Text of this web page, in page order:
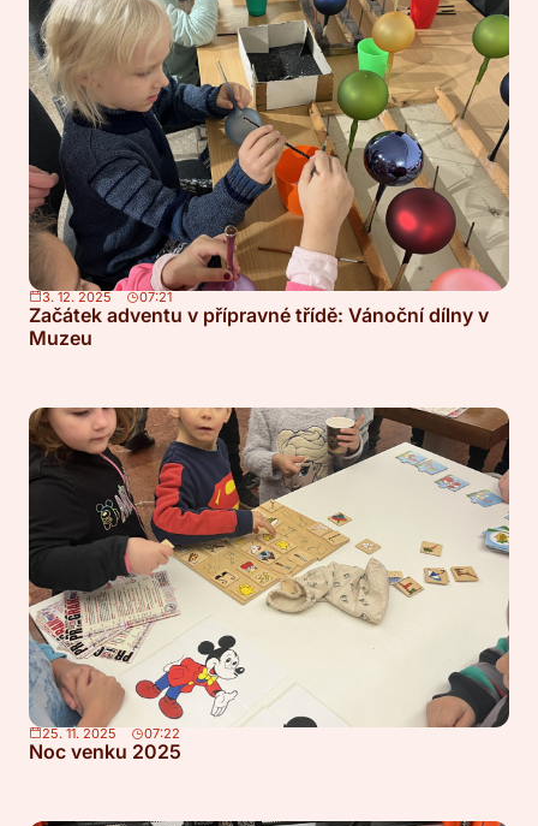
3. 12. 2025 07:21
Začátek adventu v přípravné třídě: Vánoční dílny v
Muzeu
25. 11. 2025 07:22
Noc venku 2025